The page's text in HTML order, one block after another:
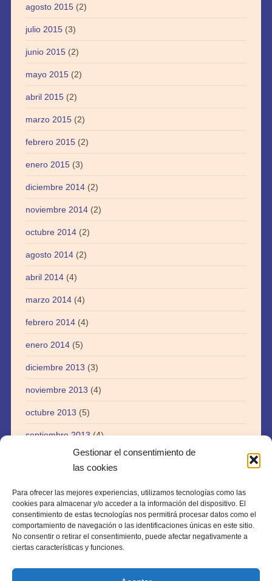
Gestionar el consentimiento de
las cookies
Para ofrecer las mejores experiencias, utilizamos tecnologías como las
cookies para almacenar y/o acceder a la información del dispositivo. El
consentimiento de estas tecnologías nos permitirá procesar datos como el
comportamiento de navegación o las identificaciones únicas en este sitio.
No consentir o retirar el consentimiento, puede afectar negativamente a
ciertas características y funciones.
agosto 2015(2)
julio 2015(3)
junio 2015(2)
mayo 2015(2)
abril 2015(2)
marzo 2015(2)
febrero 2015(2)
enero 2015(3)
diciembre 2014(2)
noviembre 2014(2)
octubre 2014(2)
agosto 2014(2)
abril 2014(4)
marzo 2014(4)
febrero 2014(4)
enero 2014(5)
diciembre 2013 (3)
noviembre 2013 (4)
octubre 2013 (5)
septiembre 2013(4)
(5)
abril 2013(1)
agosto 2012(1)
julio 2012(1)